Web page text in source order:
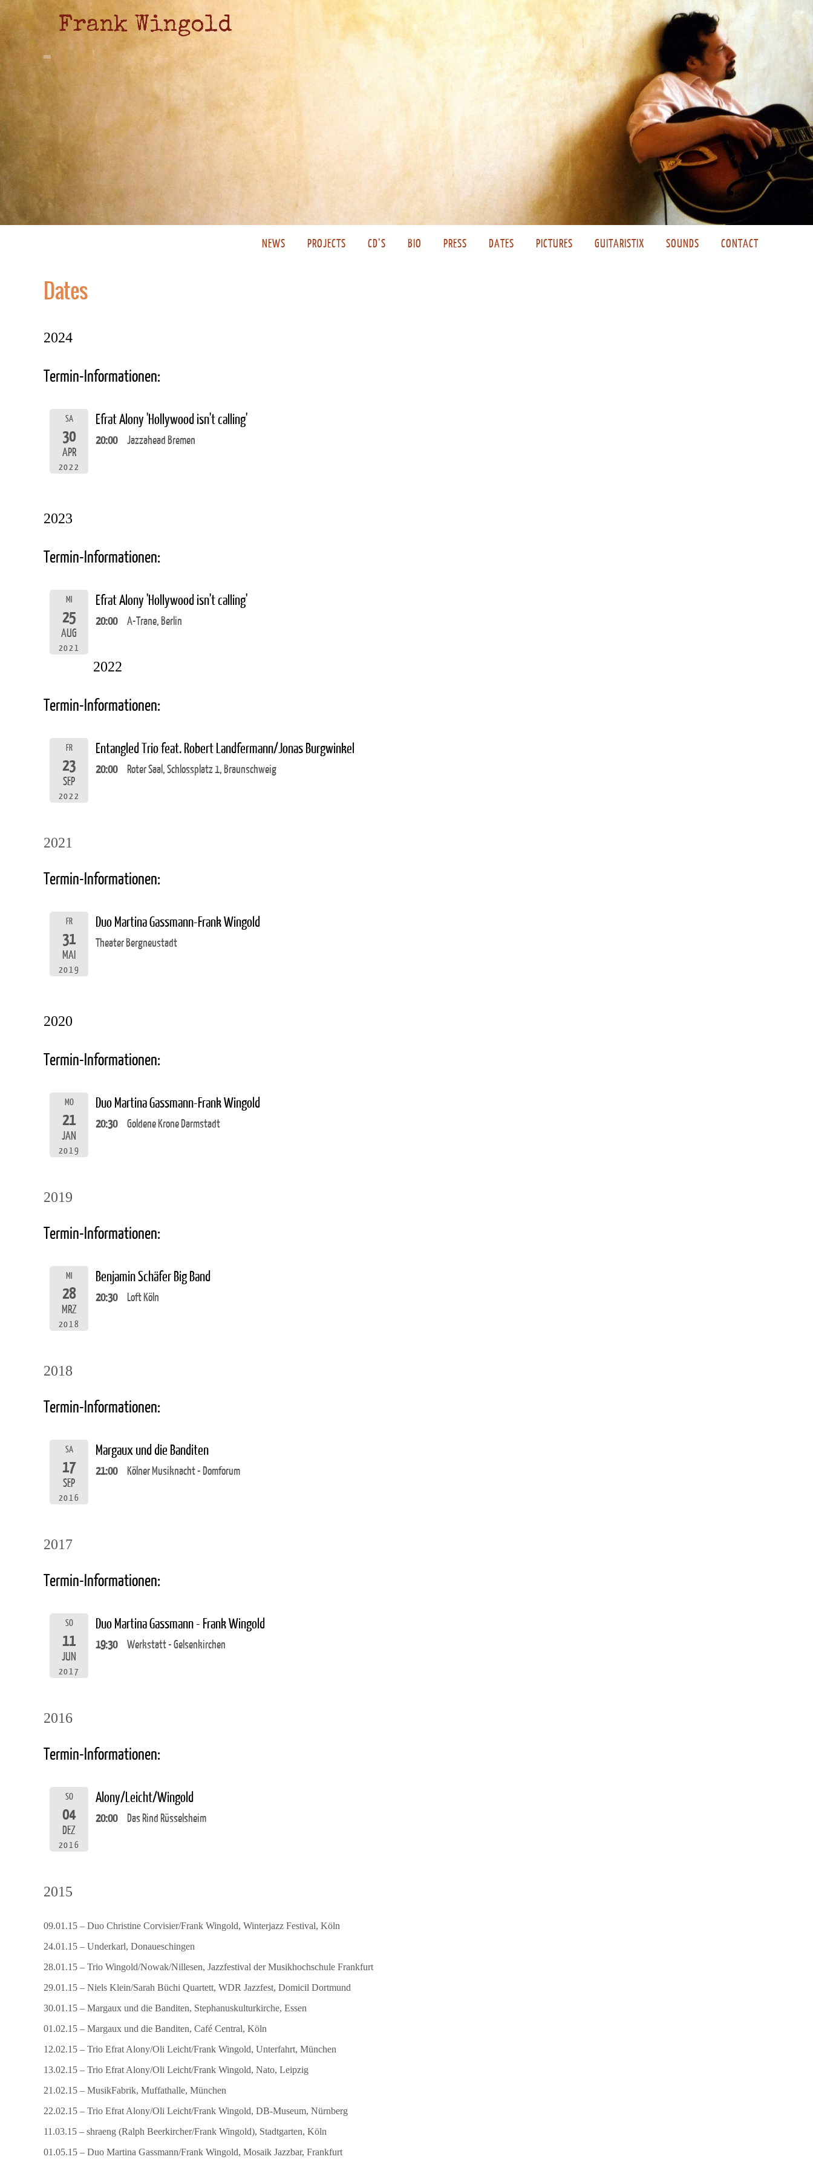
Frank Wingold
NEWS PROJECTS CD’S BIO PRESS DATES PICTURES GUITARISTIX SOUNDS CONTACT
Dates
2024
Termin-Informationen:
SA
30
APR
2022
Efrat Alony 'Hollywood isn't calling'
20:00 Jazzahead Bremen
2023
Termin-Informationen:
MI
25
AUG
2021
Efrat Alony 'Hollywood isn't calling'
20:00 A-Trane, Berlin
2022
Termin-Informationen:
FR
23
SEP
2022
Entangled Trio feat. Robert Landfermann/Jonas Burgwinkel
20:00 Roter Saal, Schlossplatz 1, Braunschweig
2021
Termin-Informationen:
FR
31
MAI
2019
Duo Martina Gassmann-Frank Wingold
Theater Bergneustadt
2020
Termin-Informationen:
MO
21
JAN
2019
Duo Martina Gassmann-Frank Wingold
20:30 Goldene Krone Darmstadt
2019
Termin-Informationen:
MI
28
MRZ
2018
Benjamin Schäfer Big Band
20:30 Loft Köln
2018
Termin-Informationen:
SA
17
SEP
2016
Margaux und die Banditen
21:00 Kölner Musiknacht - Domforum
2017
Termin-Informationen:
SO
11
JUN
2017
Duo Martina Gassmann - Frank Wingold
19:30 Werkstatt - Gelsenkirchen
2016
Termin-Informationen:
SO
04
DEZ
2016
Alony/Leicht/Wingold
20:00 Das Rind Rüsselsheim
2015
09.01.15 – Duo Christine Corvisier/Frank Wingold, Winterjazz Festival, Köln
24.01.15 – Underkarl, Donaueschingen
28.01.15 – Trio Wingold/Nowak/Nillesen, Jazzfestival der Musikhochschule Frankfurt
29.01.15 – Niels Klein/Sarah Büchi Quartett, WDR Jazzfest, Domicil Dortmund
30.01.15 – Margaux und die Banditen, Stephanuskulturkirche, Essen
01.02.15 – Margaux und die Banditen, Café Central, Köln
12.02.15 – Trio Efrat Alony/Oli Leicht/Frank Wingold, Unterfahrt, München
13.02.15 – Trio Efrat Alony/Oli Leicht/Frank Wingold, Nato, Leipzig
21.02.15 – MusikFabrik, Muffathalle, München
22.02.15 – Trio Efrat Alony/Oli Leicht/Frank Wingold, DB-Museum, Nürnberg
11.03.15 – shraeng (Ralph Beerkircher/Frank Wingold), Stadtgarten, Köln
01.05.15 – Duo Martina Gassmann/Frank Wingold, Mosaik Jazzbar, Frankfurt